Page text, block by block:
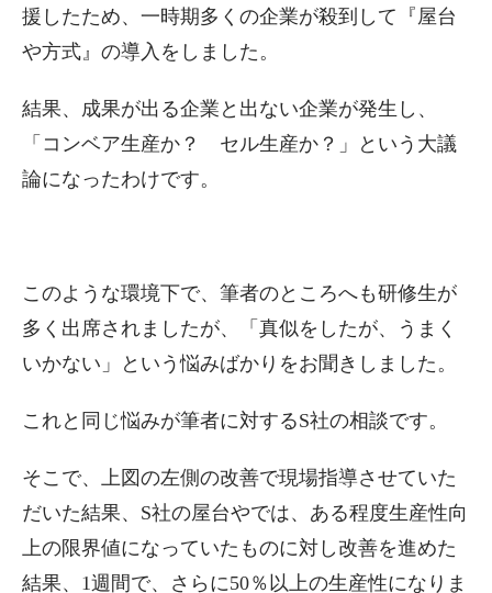
援したため、一時期多くの企業が殺到して『屋台
や方式』の導入をしました。
結果、成果が出る企業と出ない企業が発生し、
「コンベア生産か？ セル生産か？」という大議
論になったわけです。
このような環境下で、筆者のところへも研修生が
多く出席されましたが、「真似をしたが、うまく
いかない」という悩みばかりをお聞きしました。
これと同じ悩みが筆者に対するS社の相談です。
そこで、上図の左側の改善で現場指導させていた
だいた結果、S社の屋台やでは、ある程度生産性向
上の限界値になっていたものに対し改善を進めた
結果、1週間で、さらに50％以上の生産性になりま